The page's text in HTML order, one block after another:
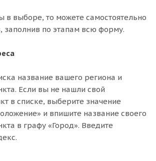
в выборе, то можете самостоятельно
заполнив по этапам всю форму.
название вашего региона и
Если вы не нашли свой
в списке, выберите значение
и впишите название своего
в графу «Город». Введите